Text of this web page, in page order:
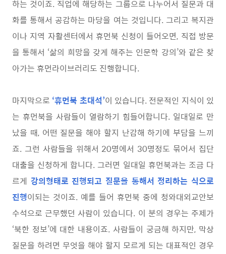
하는 것이죠. 직업에 해당하는 그룹으로 나누어서 질문과 대
화를 통해서 공감하는 마당을 여는 것입니다. 그리고 복지관
이나 지역 자활센터에서 휴먼북 신청이 들어오면, 직접 방문
을 통해서 ‘삶의 희망을 갖게 해주는 인문학 강의’와 같은 찾
아가는 휴먼라이브러리도 진행합니다.
마지막으로 ‘휴먼북 초대석’이 있습니다. 전문적인 지식이 있
는 휴먼북을 사람들이 열람하기 힘들어합니다. 일대일로 만
났을 때, 어떤 질문을 해야 할지 난감해 하기에 부담을 느끼
죠. 그런 사람들을 위해서 20명에서 30명정도 묶어서 집단
대출을 신청하게 합니다. 그러면 일대일 휴먼북과는 조금 다
르게 강의형태로 진행되고 질문을 통해서 정리하는 식으로
진행이되는 것이죠. 예를 들어 휴먼북 중에 청와대외교안보
수석으로 근무했던 사람이 있습니다. 이 분의 경우는 주제가
‘북한 정보’에 대한 내용이죠. 사람들이 궁금해 하지만, 막상
질문을 하려면 무엇을 해야 할지 모르게 되는 대표적인 경우